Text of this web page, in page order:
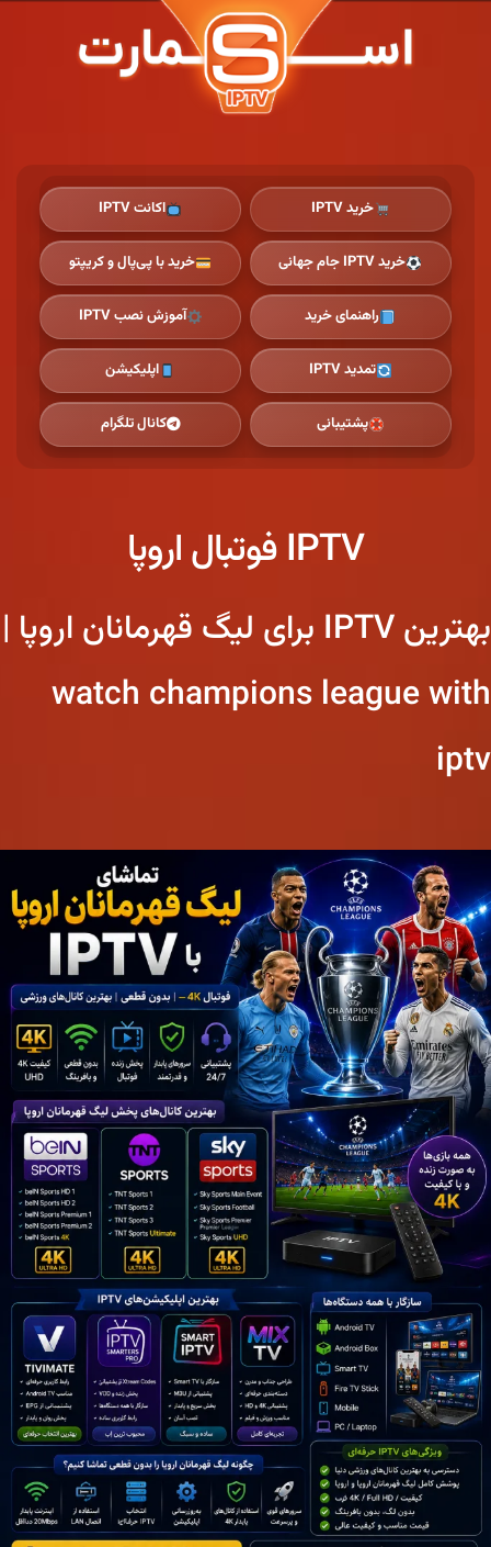
Skip
خرید IPTV اکانت IPTV
خرید IPTV جام جهانی خرید با پی‌پال و کریپتو
راهنمای خرید آموزش نصب IPTV
تمدید IPTV اپلیکیشن
پشتیبانی کانال تلگرام
IPTV فوتبال اروپا
بهترین IPTV برای لیگ قهرمانان اروپا |
watch champions league with
iptv